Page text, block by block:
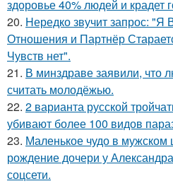
здоровье 40% людей и крадет
20. Hередко звучит запрос: "Я
Отношения и Партнёр
Чувств нет".
21. В минздраве заявили, что
считать молодёжью.
22. 2 варианта русской
убивают более 100 видов
23. Маленькое чудо в мужском
рождение дочери у
соцсети.